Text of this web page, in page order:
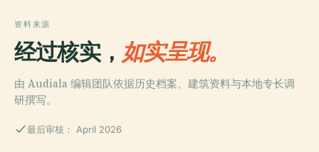
资料来源
经过核实， 如实呈现。
由 Audiala 编辑团队依据历史档案、建筑资料与本地专长调
研撰写。
最后审核： April 2026